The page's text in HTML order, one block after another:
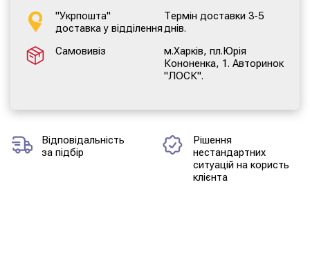
"Укрпошта"
доставка у відділення
Термін доставки 3-5
днів.
Самовивіз
м.Харків, пл.Юрія
Кононенка, 1. Авторинок
"ЛОСК".
Відповідальність
за підбір
Рішення
нестандартних
ситуацій на користь
клієнта